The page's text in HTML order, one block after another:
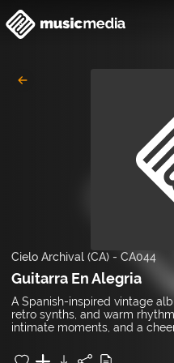
Cielo Archival (CA) - CA044
Guitarra En Alegria
A Spanish-inspired vintage
retro synths, and warm
intimate moments, and a